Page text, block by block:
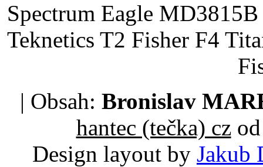
Spectrum Eagle
Teknetics T2 Fisher F4
| Obsah: Bronislav
hantec (tečka) czod
Design layout by Jakub